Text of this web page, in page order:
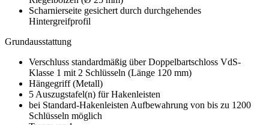
Scharnierseite gesichert durch durchgehendes
Hintergreifprofil
Grundausstattung
Verschluss standardmäßig über Doppelbartschloss VdS-
Klasse 1 mit 2 Schlüsseln (Länge 120 mm)
Hängegriff (Metall)
5 Auszugstafel(n) für Hakenleisten
bei Standard-Hakenleisten Aufbewahrung von bis zu 1200
Schlüsseln möglich